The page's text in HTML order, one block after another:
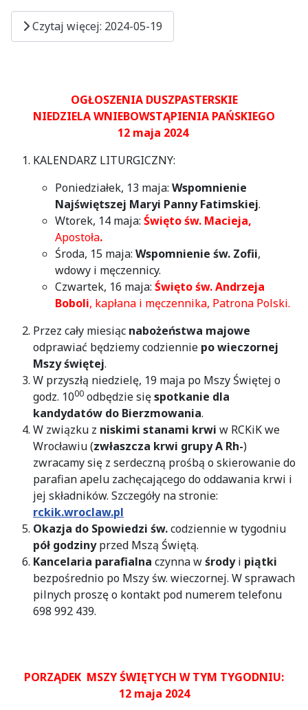
Czytaj więcej: 2024-05-19
OGŁOSZENIA DUSZPASTERSKIE
NIEDZIELA WNIEBOWSTĄPIENIA PAŃSKIEGO
12 maja 2024
KALENDARZ LITURGICZNY:
Poniedziałek, 13 maja: Wspomnienie
Najświętszej Maryi Panny Fatimskiej.
Wtorek, 14 maja: Święto św. Macieja,
Apostoła.
Środa, 15 maja: Wspomnienie św. Zofii,
wdowy i męczennicy.
Czwartek, 16 maja: Święto św. Andrzeja
Boboli, kapłana i męczennika, Patrona Polski.
Przez cały miesiąc nabożeństwa majowe
odprawiać będziemy codziennie po wieczornej
Mszy świętej.
W przyszłą niedzielę, 19 maja po Mszy Świętej o
godz. 1000 odbędzie sięspotkanie dla
kandydatów do Bierzmowania.
W związku z niskimi stanami krwi w RCKiK we
Wrocławiu (zwłaszcza krwi grupy A Rh-)
zwracamy się z serdeczną prośbą o skierowanie do
parafian apelu zachęcającego do oddawania krwi i
jej składników. Szczegóły na stronie:
rckik.wroclaw.pl
Okazja do Spowiedzi św.codziennie w tygodniu
pół godzinyprzed Mszą Świętą.
Kancelaria parafialna czynna wśrodyi piątki
bezpośrednio po Mszy św. wieczornej. W sprawach
pilnych proszę o kontakt pod numerem telefonu
698 992 439.
PORZĄDEK MSZY ŚWIĘTYCH W TYM TYGODNIU:
12 maja 2024